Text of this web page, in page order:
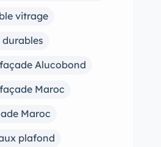
vitrage
durables
Alucobond
Maroc
Maroc
plafond